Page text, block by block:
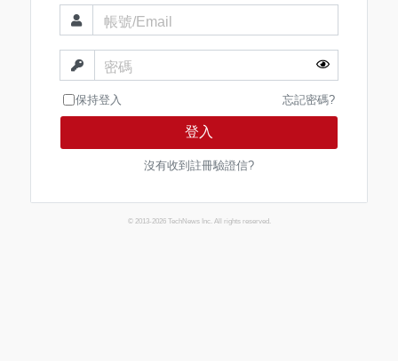
帳號/Email
密碼
保持登入 忘記密碼?
登入
沒有收到註冊驗證信?
© 2013-2026 TechNews Inc. All rights reserved.